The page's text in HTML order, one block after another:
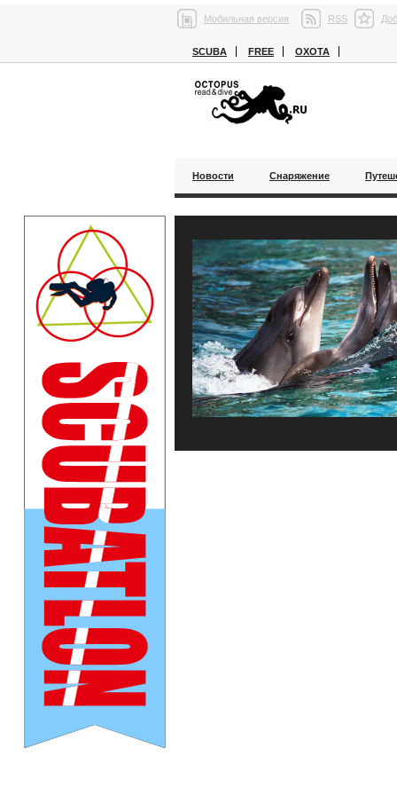
Мобильная версия RSS
SCUBA FREE ОХОТА
Новости Снаряжение